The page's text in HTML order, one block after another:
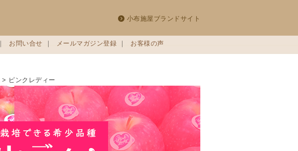
小布施屋ブランドサイト
｜ お問い合せ ｜ メールマガジン登録 ｜ お客様の声
> ピンクレディー